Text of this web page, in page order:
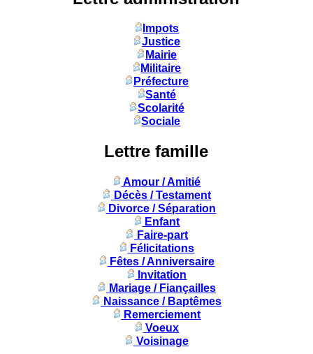
Impots
Justice
Mairie
Militaire
Préfecture
Santé
Scolarité
Sociale
Lettre famille
Amour / Amitié
Décès / Testament
Divorce / Séparation
Enfant
Faire-part
Félicitations
Fêtes / Anniversaire
Invitation
Mariage / Fiançailles
Naissance / Baptêmes
Remerciement
Voeux
Voisinage